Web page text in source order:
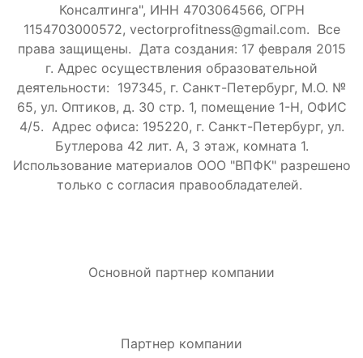
Консалтинга", ИНН 4703064566, ОГРН
1154703000572, vectorprofitness@gmail.com. Все
права защищены. Дата создания: 17 февраля 2015
г. Адрес осуществления образовательной
деятельности: 197345, г. Санкт-Петербург, М.О. №
65, ул. Оптиков, д. 30 стр. 1, помещение 1-Н, ОФИС
4/5. Адрес офиса: 195220, г. Санкт-Петербург, ул.
Бутлерова 42 лит. А, 3 этаж, комната 1.
Использование материалов ООО "ВПФК" разрешено
только с согласия правообладателей.
Основной партнер компании
Партнер компании